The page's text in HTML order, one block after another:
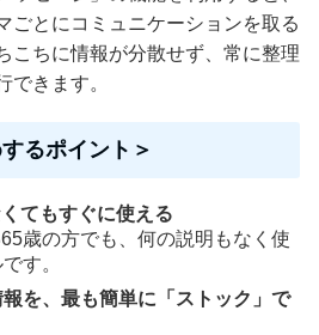
ごとにコミュニケーションを取る
こちに情報が分散せず、常に整理
できます。
るポイント＞
てもすぐに使える
65歳の方でも、何の説明もなく使
す。
を、最も簡単に「ストック」で